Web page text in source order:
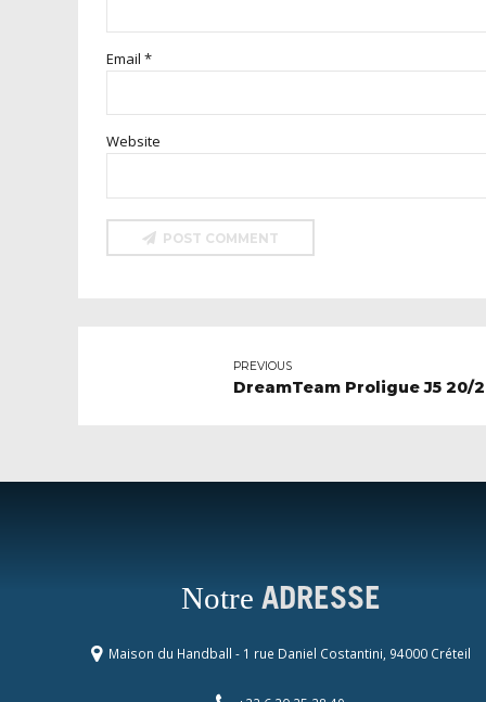
Email *
Website
POST COMMENT
PREVIOUS
DreamTeam Proligue J5 20/
Notre ADRESSE
Maison du Handball - 1 rue Daniel Costantini, 94000 Créteil